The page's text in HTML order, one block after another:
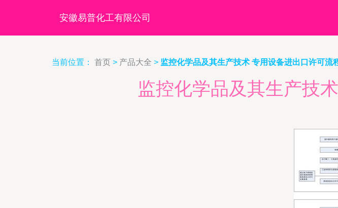
安徽易普化工有限公司
当前位置： 首页 > 产品大全 > 监控化学品及其生产技术 专用设备进出口许可流
监控化学品及其生产技